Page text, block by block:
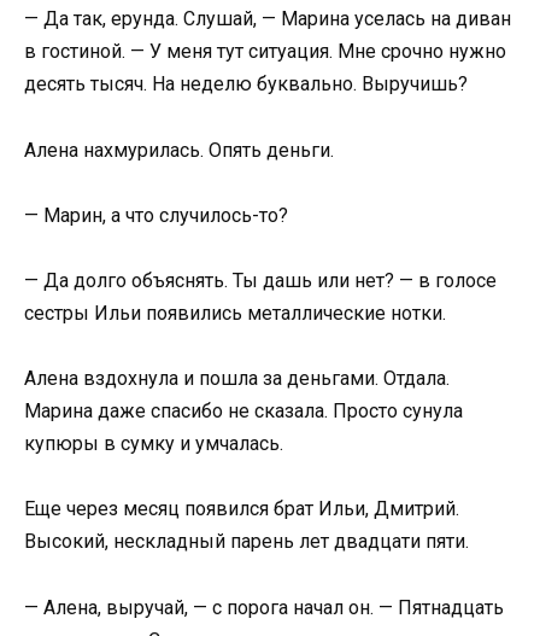
— Да так, ерунда. Слушай, — Марина уселась на диван
в гостиной. — У меня тут ситуация. Мне срочно нужно
десять тысяч. На неделю буквально. Выручишь?
Алена нахмурилась. Опять деньги.
— Марин, а что случилось-то?
— Да долго объяснять. Ты дашь или нет? — в голосе
сестры Ильи появились металлические нотки.
Алена вздохнула и пошла за деньгами. Отдала.
Марина даже спасибо не сказала. Просто сунула
купюры в сумку и умчалась.
Еще через месяц появился брат Ильи, Дмитрий.
Высокий, нескладный парень лет двадцати пяти.
— Алена, выручай, — с порога начал он. — Пятнадцать